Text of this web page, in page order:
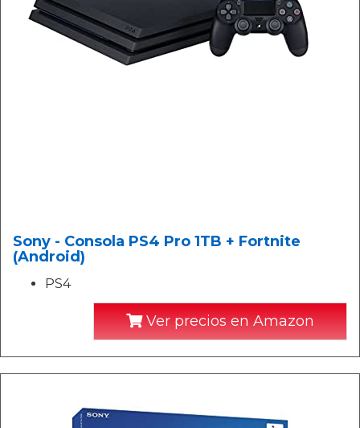
Sony - Consola PS4 Pro 1TB + Fortnite
(Android)
PS4
Ver precios en Amazon